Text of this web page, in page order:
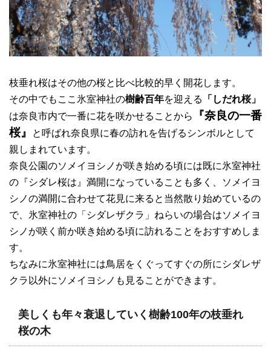
枝垂れ桜はその他の桜と比べ比較的早く開花します。
その中でもここ氷室神社の樹齢百年を迎える
「しだれ桜」
は奈良市内で一番に花を咲かせることから
『奈良の一番
桜』
と呼ばれ奈良県に春の訪れを告げるシンボルとして
親しまれています。
奈良公園のソメイヨシノが咲き始める頃には既に氷室神社
の『シダレ桜は』満開になっていることも多く、ソメイヨ
シノの満開に合わせて花見に来ると当然散り始めているの
で、氷室神社の「シダレザクラ」ねらいの場合はソメイヨ
シノが咲く前か咲き始める頃に訪れることをおすすめしま
す。
ちなみに氷室神社には鳥居をくぐってすぐの所にシダレザ
クラ以外にソメイヨシノも見ることができます。
美しくも年々衰退していく樹齢100年の枝垂れ
桜の木